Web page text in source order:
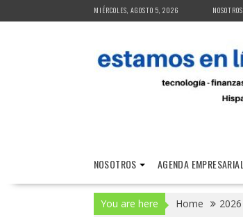
to
MIÉRCOLES, AGOSTO 5, 2026 NOSOTROS
NOSOTROS AGENDA EMPRESARIAL
You are here Home 2026